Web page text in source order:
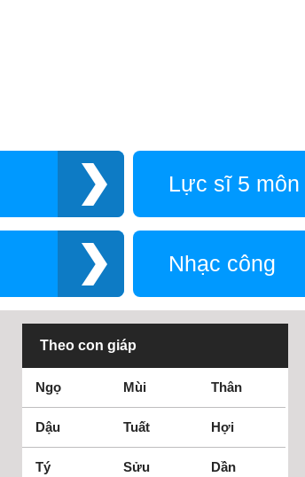
Lực sĩ 5
Nhạc công
Theo con giáp
Ngọ Mùi Thân
Dậu Tuất Hợi
Tý Sửu Dần